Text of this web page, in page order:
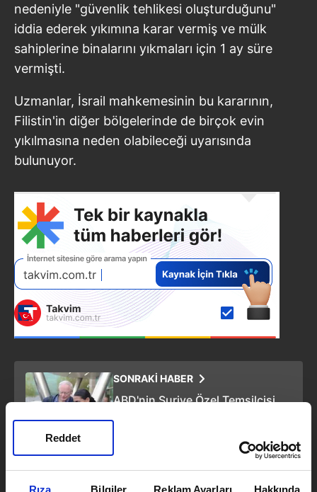
Rıza Bilgiler Reklam Ayarları Hakkında
Reddet
nedeniyle "güvenlik tehlikesi oluşturduğunu"
iddia ederek yıkımına karar vermiş ve mülk
sahiplerine binalarını yıkmaları için 1 ay süre
vermişti.
Uzmanlar, İsrail mahkemesinin bu kararının,
Filistin'in diğer bölgelerinde de birçok evin
yıkılmasına neden olabileceği uyarısında
bulunuyor.
SONRAKİ HABER
ABD'nin Suriye Özel Temsilcisi